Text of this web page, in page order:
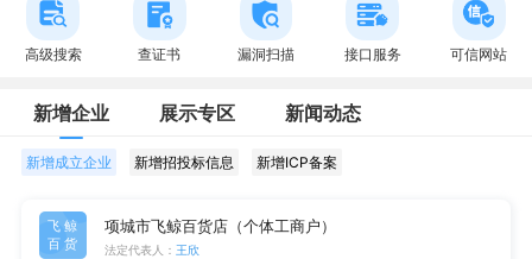
高级搜索 查证书 漏洞扫描 接口服务 可信网站
新增企业 展示专区 新闻动态
新增成立企业 新增招投标信息 新增ICP备案
飞鲸
百货
项城市飞鲸百货店（个体工商户）
法定代表人： 王欣